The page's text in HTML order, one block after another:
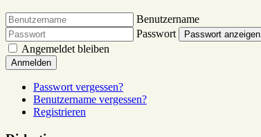
Benutzername
Passwort
Passwort anzeigen
Angemeldet bleiben
Anmelden
Passwort vergessen?
Benutzername vergessen?
Registrieren